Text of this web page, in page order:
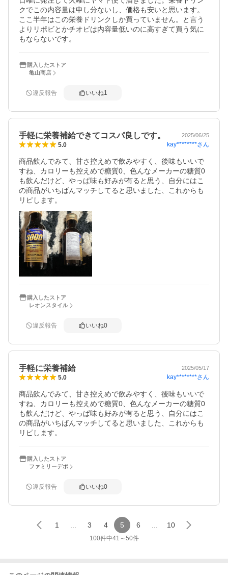
クでこの内容量は申し分ないし、価格も安いと思います。
ここ半年はこの栄養ドリンクしか買っていません。と言う
よりリポビとかチオビは内容量低いのに高すぎて買う気に
もならないです。
購入したストア
亀山商店
違反報告 いいね1
手軽に栄養補給できてコスパ良しです。 2025/06/25
5.0 kay********さん
商品飲んでみて、甘さ控えめで飲みやすく、後味もいいで
すね、カロリーも控えめで糖質0、色んなメーカーの糖質0
も飲んだけど、やっぱ味も好みが有ると思う、自分にはこ
の商品がいちばんマッチしてると思いました、これからも
リピします。
購入したストア
レオンスタイル
違反報告 いいね0
手軽に栄養補給 2025/05/17
5.0 kay********さん
商品飲んでみて、甘さ控えめで飲みやすく、後味もいいで
すね、カロリーも控えめで糖質0、色んなメーカーの糖質0
も飲んだけど、やっぱ味も好みが有ると思う、自分にはこ
の商品がいちばんマッチしてると思いました、これからも
リピします。
購入したストア
ファミリーデポ
違反報告 いいね0
1 3 4 5 6 10
100件中41 ～50件